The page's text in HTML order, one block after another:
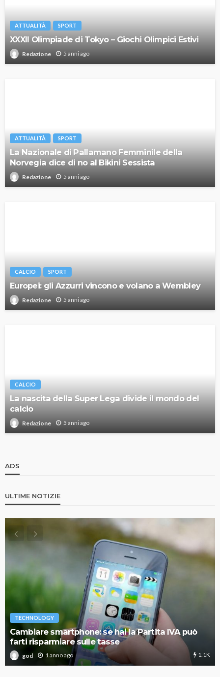
ATTUALITÀ SPORT
XXXII Olimpiade di Tokyo – Giochi Olimpici Estivi
Redazione 5 anni ago
ATTUALITÀ SPORT
La Nazionale di Pallamano Femminile della
Norvegia dice di no al Bikini Sessista
Redazione 5 anni ago
CALCIO SPORT
Europei: gli Azzurri vincono e volano a Wembley
Redazione 5 anni ago
CALCIO
La nascita della Super Lega divide il mondo del
calcio
Redazione 5 anni ago
ADS
ULTIME NOTIZIE
TECHNOLOGY
Cambiare smartphone: se hai la Partita IVA può
farti risparmiare sulle tasse
god 1 anno ago 1.1K